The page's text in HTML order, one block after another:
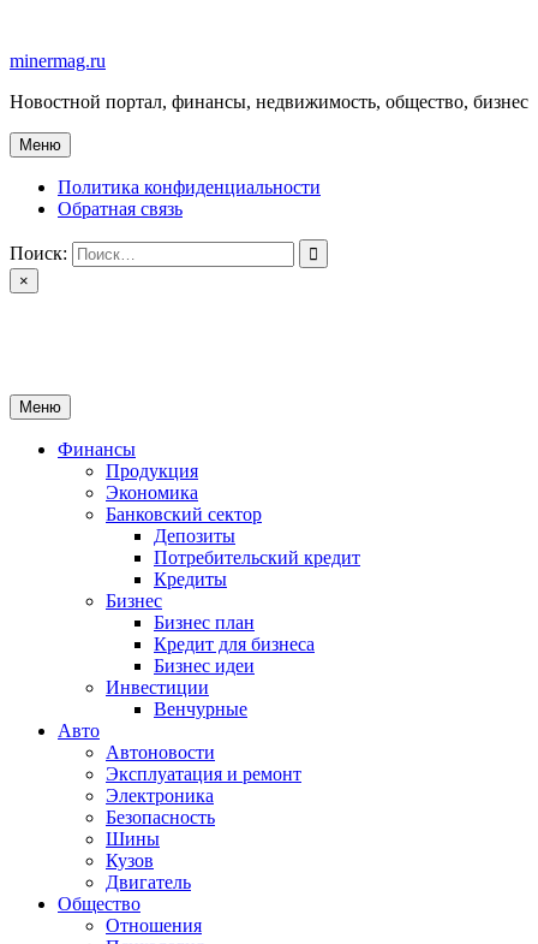
содержимому
minermag.ru
Новостной портал, финансы, недвижимость, общество, бизнес
Меню
Политика конфиденциальности
Обратная связь
Поиск:
×
Меню
Финансы
Продукция
Экономика
Банковский сектор
Депозиты
Потребительский кредит
Кредиты
Бизнес
Бизнес план
Кредит для бизнеса
Бизнес идеи
Инвестиции
Венчурные
Авто
Автоновости
Эксплуатация и ремонт
Электроника
Безопасность
Шины
Кузов
Двигатель
Общество
Отношения